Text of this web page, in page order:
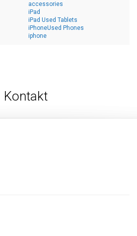
accessories
iPad
iPad Used Tablets
iPhoneUsed Phones
iphone
Kontakt